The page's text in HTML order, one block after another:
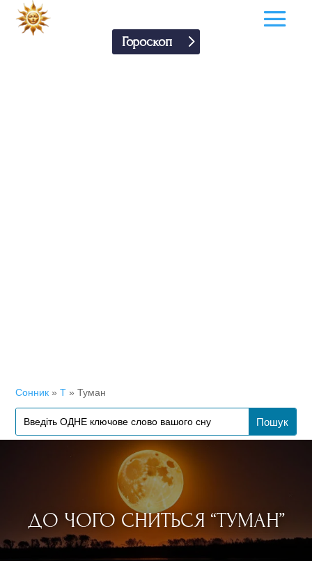
Гороскоп
Сонник »Т »Туман
ДО ЧОГО СНИТЬСЯ “ТУМАН”